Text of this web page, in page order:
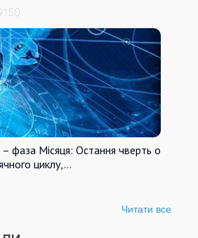
фаза Місяця: Остання чверть о
циклу,…
Читати все